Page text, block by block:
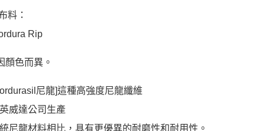
料：
Rip
顏色而異。
尼龍]這種高強度尼龍纖維
威達公司生產
尼龍材料相比，具有更優異的耐磨性和耐用性。